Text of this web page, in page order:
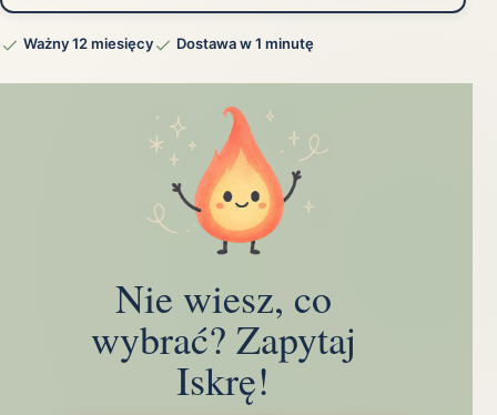
Ważny 12 miesięcy Dostawa w 1 minutę
Nie wiesz, co
wybrać? Zapytaj
Iskrę!